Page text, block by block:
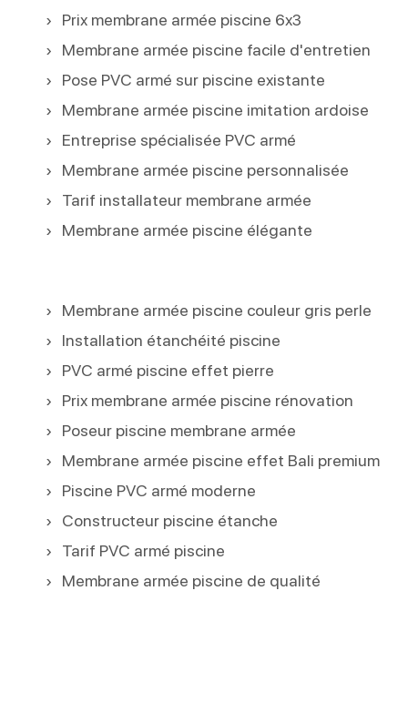
Prix membrane armée piscine 6x3
Membrane armée piscine facile d'entretien
Pose PVC armé sur piscine existante
Membrane armée piscine imitation ardoise
Entreprise spécialisée PVC armé
Membrane armée piscine personnalisée
Tarif installateur membrane armée
Membrane armée piscine élégante
Membrane armée piscine couleur gris perle
Installation étanchéité piscine
PVC armé piscine effet pierre
Prix membrane armée piscine rénovation
Poseur piscine membrane armée
Membrane armée piscine effet Bali premium
Piscine PVC armé moderne
Constructeur piscine étanche
Tarif PVC armé piscine
Membrane armée piscine de qualité